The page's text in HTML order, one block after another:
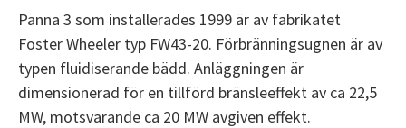
Panna 3 som installerades 1999 är av fabrikatet
Foster Wheeler typ FW43-20. Förbränningsugnen är av
typen fluidiserande bädd. Anläggningen är
dimensionerad för en tillförd bränsleeffekt av ca 22,5
MW, motsvarande ca 20 MW avgiven effekt.